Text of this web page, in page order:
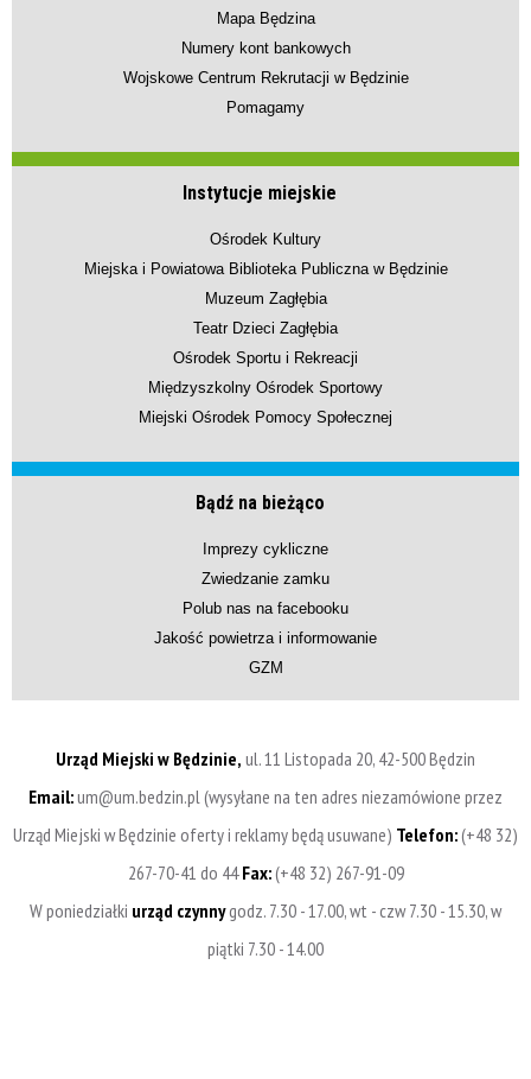
Mapa Będzina
Numery kont bankowych
Wojskowe Centrum Rekrutacji w Będzinie
Pomagamy
Instytucje miejskie
Ośrodek Kultury
Miejska i Powiatowa Biblioteka Publiczna w Będzinie
Muzeum Zagłębia
Teatr Dzieci Zagłębia
Ośrodek Sportu i Rekreacji
Międzyszkolny Ośrodek Sportowy
Miejski Ośrodek Pomocy Społecznej
Bądź na bieżąco
Imprezy cykliczne
Zwiedzanie zamku
Polub nas na facebooku
Jakość powietrza i informowanie
GZM
Urząd Miejski w Będzinie, ul. 11 Listopada 20, 42-500 Będzin
Email:um@um.bedzin.pl (wysyłane na ten adres niezamówione przez
Urząd Miejski w Będzinie oferty i reklamy będą usuwane) Telefon:(+48 32)
267-70-41 do 44Fax:(+48 32) 267-91-09
W poniedziałki urząd czynnygodz. 7.30 - 17.00, wt - czw 7.30 - 15.30, w
piątki 7.30 - 14.00